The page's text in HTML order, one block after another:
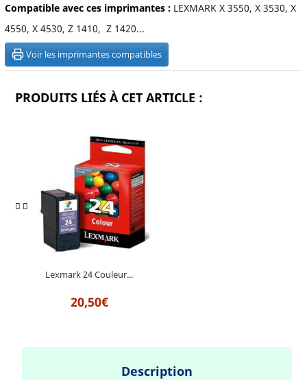
Compatible avec ces imprimantes : LEXMARK X 3550, X 3530, X
4550, X 4530, Z 1410, Z 1420...
Voir les imprimantes compatibles
PRODUITS LIÉS À CET ARTICLE :
Lexmark 24 Couleur...
20,50€
Description